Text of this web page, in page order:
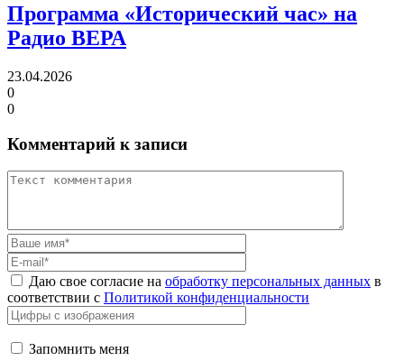
Программа «Исторический час» на
Радио ВЕРА
23.04.2026
0
0
Комментарий к записи
Даю свое согласие на обработку персональных данных в
соответствии с Политикой конфиденциальности
Запомнить меня